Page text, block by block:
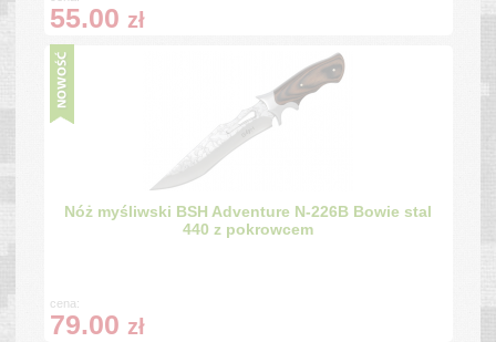
55.00 zł
Nóż myśliwski BSH Adventure N-226B Bowie stal
440 z pokrowcem
cena:
79.00 zł